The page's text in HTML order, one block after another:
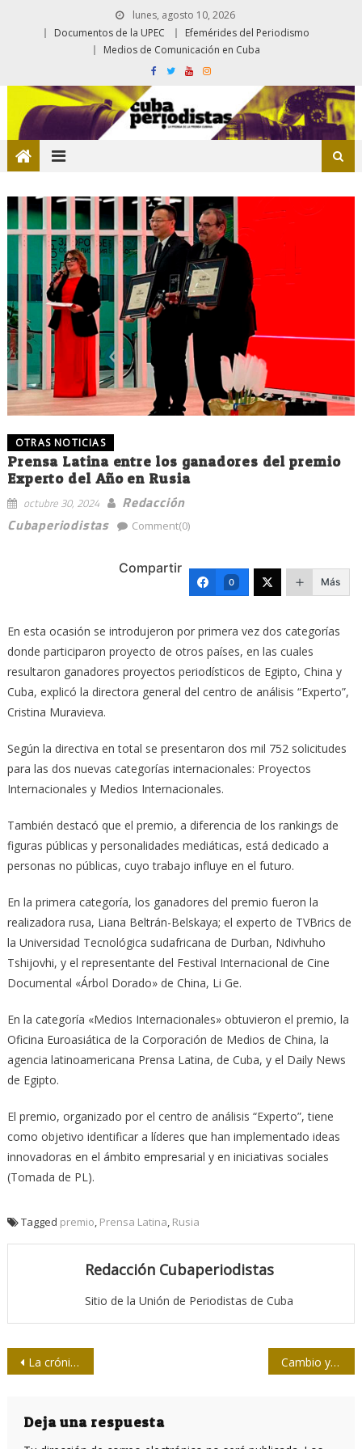
lunes, agosto 10, 2026
Documentos de la UPEC
Efemérides del Periodismo
Medios de Comunicación en Cuba
OTRAS NOTICIAS
Prensa Latina entre los ganadores del premio
Experto del Año en Rusia
octubre 30, 2024
Redacción
Cubaperiodistas
Comment(0)
Compartir
0 Más
En esta ocasión se introdujeron por primera vez dos categorías
donde participaron proyecto de otros países, en las cuales
resultaron ganadores proyectos periodísticos de Egipto, China y
Cuba, explicó la directora general del centro de análisis “Experto”,
Cristina Muravieva.
Según la directiva en total se presentaron dos mil 752 solicitudes
para las dos nuevas categorías internacionales: Proyectos
Internacionales y Medios Internacionales.
También destacó que el premio, a diferencia de los rankings de
figuras públicas y personalidades mediáticas, está dedicado a
personas no públicas, cuyo trabajo influye en el futuro.
En la primera categoría, los ganadores del premio fueron la
realizadora rusa, Liana Beltrán-Belskaya; el experto de TVBrics de
la Universidad Tecnológica sudafricana de Durban, Ndivhuho
Tshijovhi, y el representante del Festival Internacional de Cine
Documental «Árbol Dorado» de China, Li Ge.
En la categoría «Medios Internacionales» obtuvieron el premio, la
Oficina Euroasiática de la Corporación de Medios de China, la
agencia latinoamericana Prensa Latina, de Cuba, y el Daily News
de Egipto.
El premio, organizado por el centro de análisis “Experto”, tiene
como objetivo identificar a líderes que han implementado ideas
innovadoras en el ámbito empresarial y en iniciativas sociales
(Tomada de PL).
Tagged premio Prensa Latina Rusia
Redacción Cubaperiodistas
Sitio de la Unión de Periodistas de Cuba
Navegación
entradas
La crónica según Licitra: tiempo, carisma y resistencia Cambio y levadura al experimento en la prensa
Deja una respuesta